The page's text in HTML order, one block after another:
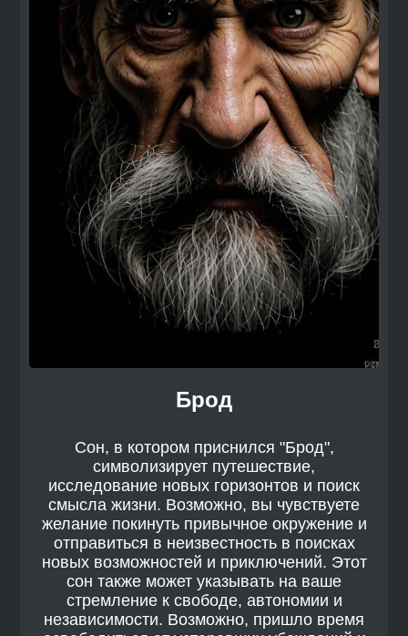
Брод
Сон, в котором приснился "Брод",
символизирует путешествие,
исследование новых горизонтов и поиск
смысла жизни. Возможно, вы чувствуете
желание покинуть привычное окружение и
отправиться в неизвестность в поисках
новых возможностей и приключений. Этот
сон также может указывать на ваше
стремление к свободе, автономии и
независимости. Возможно, пришло время